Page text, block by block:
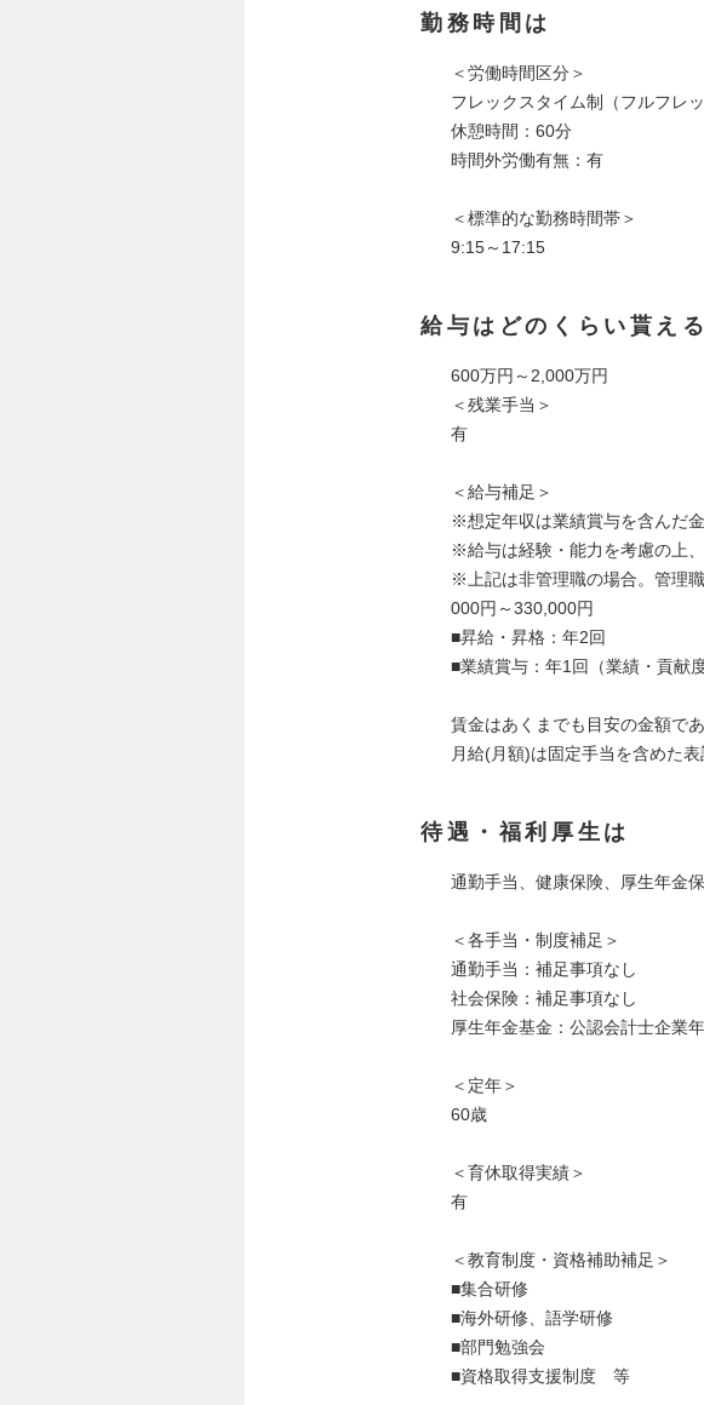
勤務時間は
＜労働時間区分＞
フレックスタイム制（フルフレッ
休憩時間：60分
時間外労働有無：有
＜標準的な勤務時間帯＞
9:15～17:15
給与はどのくらい貰え
600万円～2,000万円
＜残業手当＞
有
＜給与補足＞
※想定年収は業績賞与を含んだ
※給与は経験・能力を考慮の上
※上記は非管理職の場合。管理
000円～330,000円
■昇給・昇格：年2回
■業績賞与：年1回（業績・貢献
賃金はあくまでも目安の金額で
月給(月額)は固定手当を含めた表
待遇・福利厚生は
通勤手当、健康保険、厚生年金
＜各手当・制度補足＞
通勤手当：補足事項なし
社会保険：補足事項なし
厚生年金基金：公認会計士企業
＜定年＞
60歳
＜育休取得実績＞
有
＜教育制度・資格補助補足＞
■集合研修
■海外研修、語学研修
■部門勉強会
■資格取得支援制度 等